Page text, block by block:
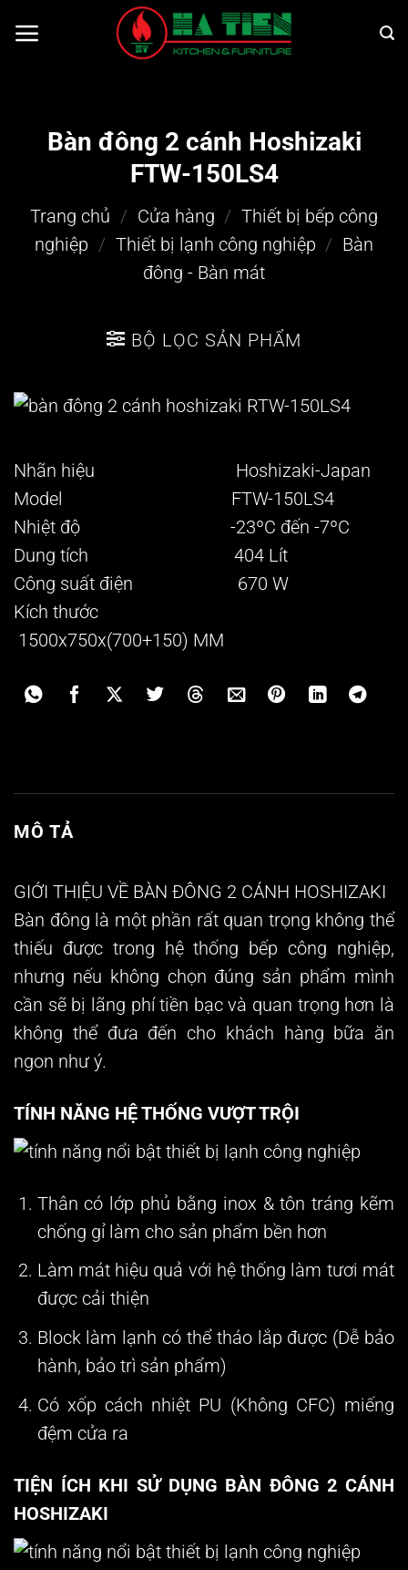
qua
Bàn đông 2 cánh Hoshizaki
FTW-150LS4
Trang chủ / Cửa hàng / Thiết bị bếp công
nghiệp / Thiết bị lạnh công nghiệp / Bàn
đông - Bàn mát
BỘ LỌC SẢN PHẨM
Nhãn hiệu Hoshizaki-Japan
Model FTW-150LS4
Nhiệt độ -23ºC đến -7ºC
Dung tích 404 Lít
Công suất điện 670 W
Kích thước
1500x750x(700+150) MM
MÔ TẢ
GIỚI THIỆU VỀ BÀN ĐÔNG 2 CÁNH HOSHIZAKI
Bàn đông là một phần rất quan trọng không thể
thiếu được trong hệ thống bếp công nghiệp,
nhưng nếu không chọn đúng sản phẩm mình
cần sẽ bị lãng phí tiền bạc và quan trọng hơn là
không thể đưa đến cho khách hàng bữa ăn
ngon như ý.
TÍNH NĂNG HỆ THỐNG VƯỢT TRỘI
Thân có lớp phủ bằng inox & tôn tráng kẽm
chống gỉ làm cho sản phẩm bền hơn
Làm mát hiệu quả với hệ thống làm tươi mát
được cải thiện
Block làm lạnh có thể tháo lắp được (Dễ bảo
hành, bảo trì sản phẩm)
Có xốp cách nhiệt PU (Không CFC) miếng
đệm cửa ra
TIỆN ÍCH KHI SỬ DỤNG BÀN ĐÔNG 2 CÁNH
HOSHIZAKI